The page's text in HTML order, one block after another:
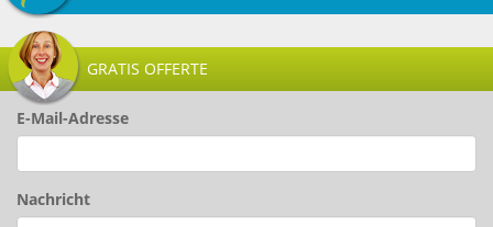
GRATIS OFFERTE
E-Mail-Adresse
Nachricht